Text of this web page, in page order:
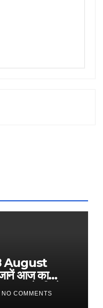
August
आज का
लाभ और किसे
NO COMMENTS